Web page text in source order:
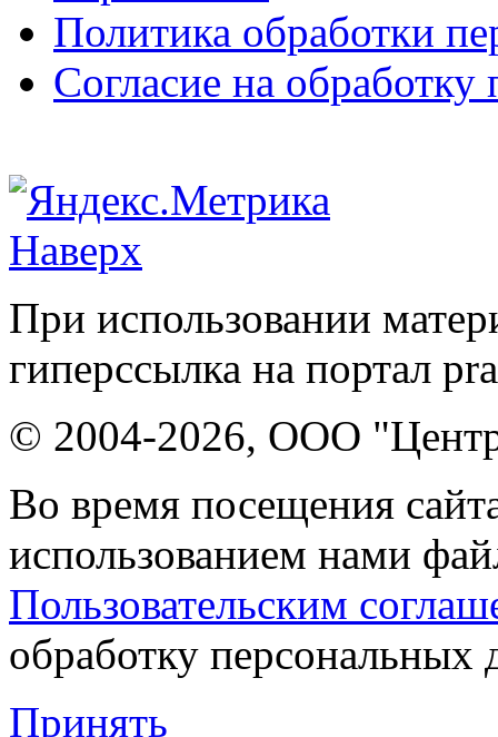
Политика обработки
Согласие на
Наверх
При использовании
гиперссылка на портал
© 2004-2026, ООО "Центр
Во время посещения
использованием нами
Пользовательским
обработку персональных
Принять